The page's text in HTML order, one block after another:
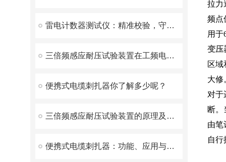
雷电计数器测试仪：精准校验，守护电力与气象安全
三倍频感应耐压试验装置在工频电网中的应用
便携式电缆刺扎器你了解多少呢？
三倍频感应耐压试验装置的原理及日常维护策略
便携式电缆刺扎器：功能、应用与优势
拉力
频点
用于
变压
区
大修
对于
断
由笔
自行